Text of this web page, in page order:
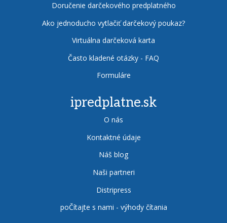
Doručenie darčekového predplatného
Ako jednoducho vytlačiť darčekový poukaz?
Virtuálna darčeková karta
Často kladené otázky - FAQ
Formuláre
ipredplatne.sk
O nás
Kontaktné údaje
Náš blog
Naši partneri
Distripress
poČítajte s nami - výhody čítania